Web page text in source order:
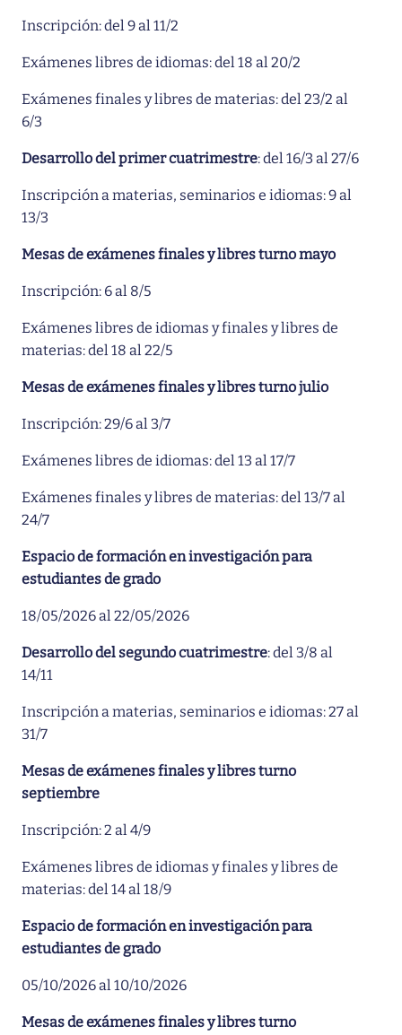
Inscripción: del 9 al 11/2
Exámenes libres de idiomas: del 18 al 20/2
Exámenes finales y libres de materias: del 23/2 al
6/3
Desarrollo del primer cuatrimestre: del 16/3 al 27/6
Inscripción a materias, seminarios e idiomas: 9 al
13/3
Mesas de exámenes finales y libres turno mayo
Inscripción: 6 al 8/5
Exámenes libres de idiomas y finales y libres de
materias: del 18 al 22/5
Mesas de exámenes finales y libres turno julio
Inscripción: 29/6 al 3/7
Exámenes libres de idiomas: del 13 al 17/7
Exámenes finales y libres de materias: del 13/7 al
24/7
Espacio de formación en investigación para
estudiantes de grado
18/05/2026 al 22/05/2026
Desarrollo del segundo cuatrimestre: del 3/8 al
14/11
Inscripción a materias, seminarios e idiomas: 27 al
31/7
Mesas de exámenes finales y libres turno
septiembre
Inscripción: 2 al 4/9
Exámenes libres de idiomas y finales y libres de
materias: del 14 al 18/9
Espacio de formación en investigación para
estudiantes de grado
05/10/2026 al 10/10/2026
Mesas de exámenes finales y libres turno